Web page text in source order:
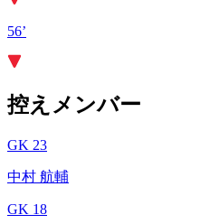
56’
控えメンバー
GK 23
中村 航輔
GK 18